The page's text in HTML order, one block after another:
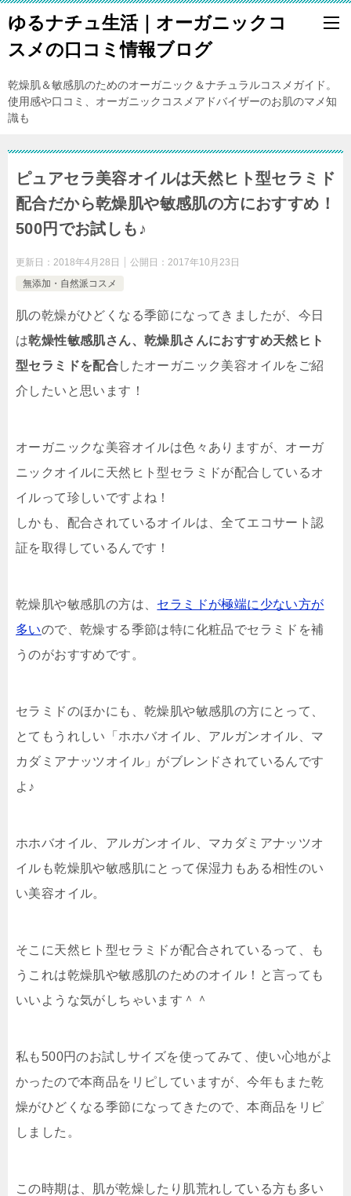
ゆるナチュ生活｜オーガニックコ
スメの口コミ情報ブログ
乾燥肌＆敏感肌のためのオーガニック＆ナチュラルコスメガイド。
使用感や口コミ、オーガニックコスメアドバイザーのお肌のマメ知
識も
ピュアセラ美容オイルは天然ヒト型セラミド
配合だから乾燥肌や敏感肌の方におすすめ！
500円でお試しも♪
更新日： 2018年4月28日 公開日： 2017年10月23日
無添加・自然派コスメ
肌の乾燥がひどくなる季節になってきましたが、今日
は乾燥性敏感肌さん、乾燥肌さんにおすすめ天然ヒト
型セラミドを配合したオーガニック美容オイルをご紹
介したいと思います！
オーガニックな美容オイルは色々ありますが、オーガ
ニックオイルに天然ヒト型セラミドが配合しているオ
イルって珍しいですよね！
しかも、配合されているオイルは、全てエコサート認
証を取得 しているんです！
乾燥肌や敏感肌の方は、 セラミドが極端に少ない方が
多いので、乾燥する季節は特に化粧品でセラミドを補
うのがおすすめです。
セラミドのほかにも、乾燥肌や敏感肌の方にとって、
とてもうれしい
「ホホバオイル、アルガンオイル、マ
カダミアナッツオイル」 がブレンドされているんです
よ♪
ホホバオイル、アルガンオイル、マカダミアナッツオ
イルも乾燥肌や敏感肌にとって保湿力もある相性のい
い美容オイル。
そこに天然ヒト型セラミドが配合されているって、も
うこれは乾燥肌や敏感肌のためのオイル！と言っても
いいような気がしちゃいます＾＾
私も500円のお試しサイズを使ってみて、使い心地がよ
かったので本商品をリピしていますが、今年もまた乾
燥がひどくなる季節になってきたので、本商品をリピ
しました。
この時期は、肌が乾燥したり肌荒れしている方も多い